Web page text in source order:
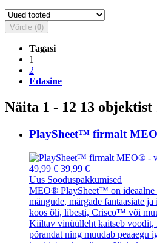
Võrdle (0)
Tagasi
1
2
Edasine
Näita 1 - 12 13 objektist
PlaySheet™ firmalt
49,99 € 39,99 €
Uus Sooduspakkumised
MEO® PlaySheet™ on ideaalne
mängude, märgade fantaasiate
koos õli, libesti, Crisco™ või
Kiiltav vinüülleht kaitseb voodit,
põrandat ning muudab peaaegu